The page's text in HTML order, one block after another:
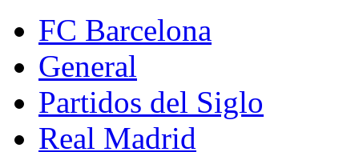
FC Barcelona
General
Partidos del Siglo
Real Madrid